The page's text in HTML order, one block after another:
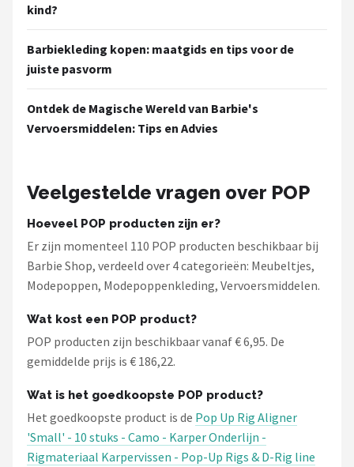
kind?
Barbiekleding kopen: maatgids en tips voor de
juiste pasvorm
Ontdek de Magische Wereld van Barbie's
Vervoersmiddelen: Tips en Advies
Veelgestelde vragen over POP
Hoeveel POP producten zijn er?
Er zijn momenteel 110 POP producten beschikbaar bij
Barbie Shop, verdeeld over 4 categorieën: Meubeltjes,
Modepoppen, Modepoppenkleding, Vervoersmiddelen.
Wat kost een POP product?
POP producten zijn beschikbaar vanaf € 6,95. De
gemiddelde prijs is € 186,22.
Wat is het goedkoopste POP product?
Het goedkoopste product is de Pop Up Rig Aligner
'Small' - 10 stuks - Camo - Karper Onderlijn -
Rigmateriaal Karpervissen - Pop-Up Rigs & D-Rig line